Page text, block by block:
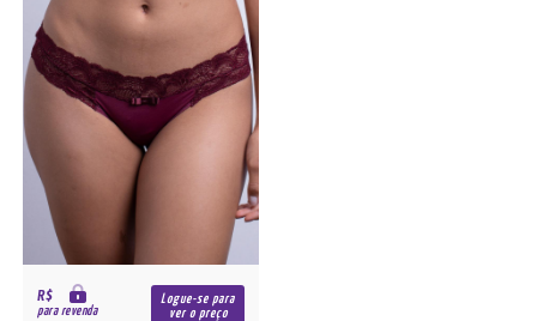
R$
para revenda
Logue-se para
ver o preço